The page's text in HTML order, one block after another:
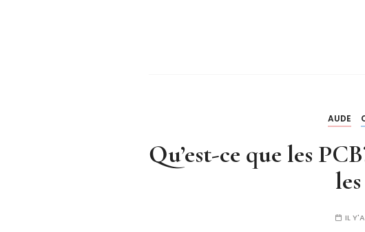
AUDE
Qu’est-ce que les
IL